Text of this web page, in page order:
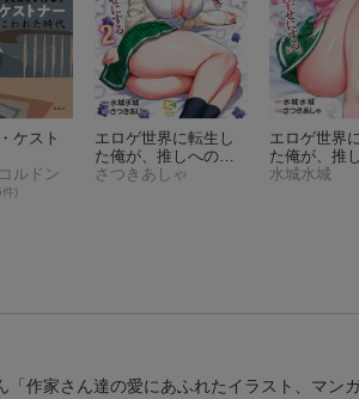
ケスト
ルドン
件)
エロゲ世界に転生し
た俺が、推しへの愛
で寝取られヒロイン
さつきあしゃ
エロゲ世界
た俺が、推
で寝取られ
水城水城
作家さん達の愛にあふれたイラスト、マ